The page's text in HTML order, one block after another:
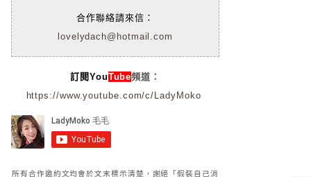
合作聯絡請來信：
lovelydach@hotmail.com
訂閱YouTube頻道：
https://www.youtube.com/c/LadyMoko
所有合作邀約文均會於文末標示清楚，謝絕「假裝自己消